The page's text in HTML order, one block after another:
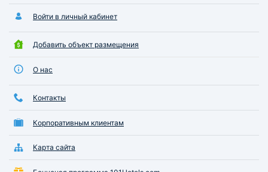
Войти в личный кабинет
Добавить объект размещения
О нас
Контакты
Корпоративным клиентам
Карта сайта